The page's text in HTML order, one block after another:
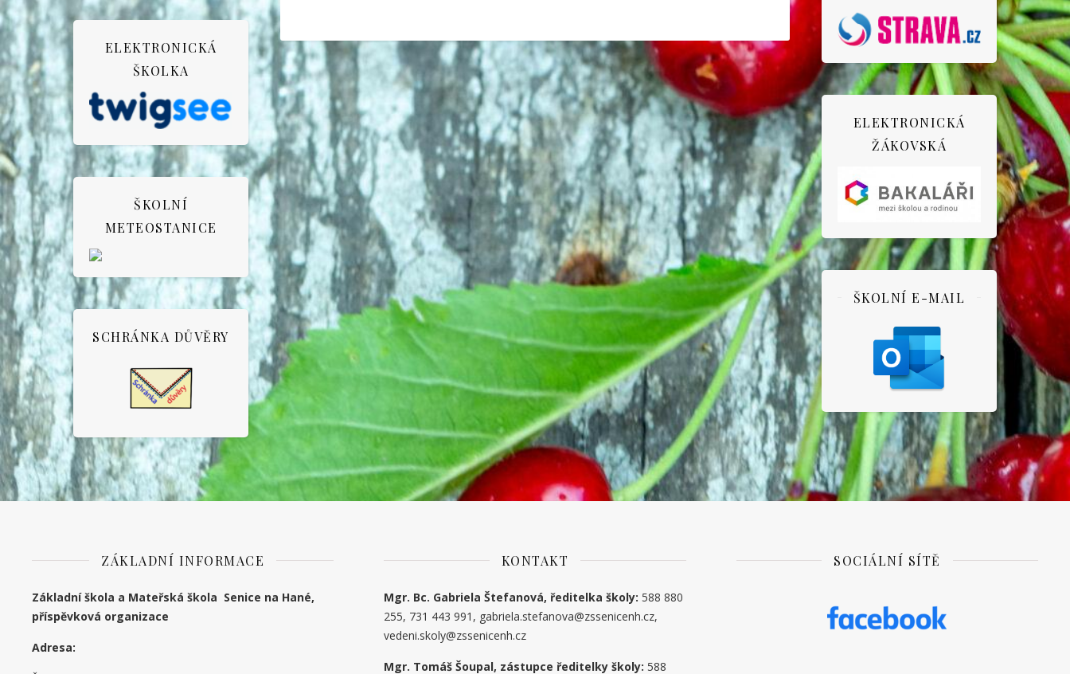
ELEKTRONICKÁ
ŠKOLKA
ŠKOLNÍ
METEOSTANICE
SCHRÁNKA DŮVĚRY
ELEKTRONICKÁ
ŽÁKOVSKÁ
ŠKOLNÍ E-MAIL
ZÁKLADNÍ INFORMACE
Základní škola a Mateřská škola Senice na Hané,
příspěvková organizace
Adresa:
KONTAKT
Mgr. Bc. Gabriela Štefanová, ředitelka školy: 588 880
255, 731 443 991, gabriela.stefanova@zssenicenh.cz,
vedeni.skoly@zssenicenh.cz
Mgr. Tomáš Šoupal, zástupce ředitelky školy: 588
SOCIÁLNÍ SÍTĚ